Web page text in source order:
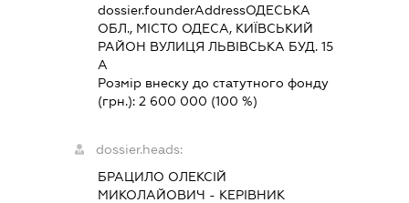
dossier.founderAddressОДЕСЬКА
ОБЛ., МІСТО ОДЕСА, КИЇВСЬКИЙ
РАЙОН ВУЛИЦЯ ЛЬВІВСЬКА БУД. 15
А
Розмір внеску до статутного фонду
(грн.): 2 600 000 (100 %)
dossier.heads:
БРАЦИЛО ОЛЕКСІЙ
МИКОЛАЙОВИЧ - КЕРІВНИК